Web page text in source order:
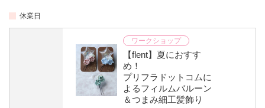
休業日
ワークショップ
【flent】夏におすす
め！
プリフラドットコムに
よるフィルムバルーン
＆つまみ細工髪飾り